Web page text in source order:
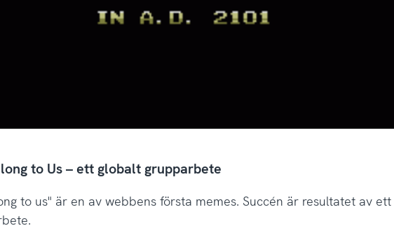
to Us – ett globalt grupparbete
to us" är en av webbens första memes. Succén är resultatet av ett